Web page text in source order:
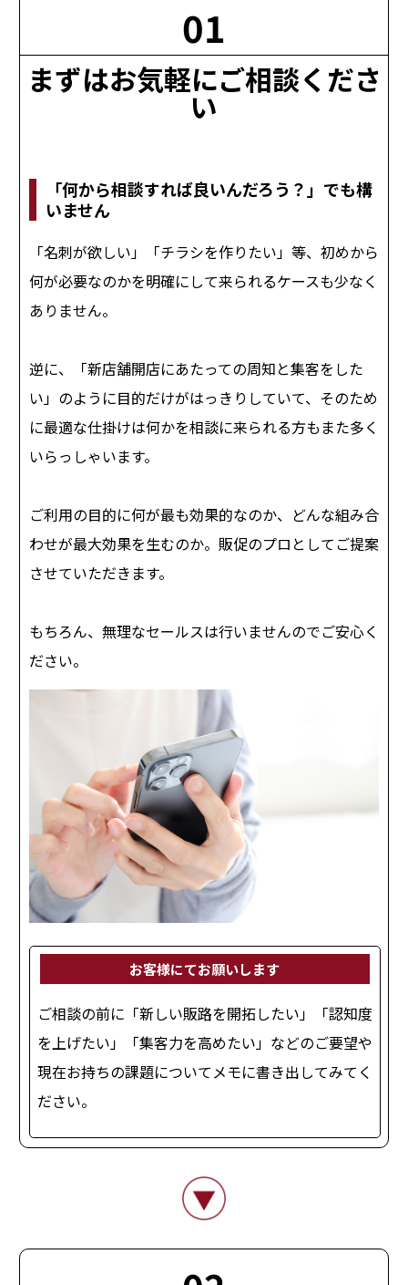
01
まずはお気軽にご相談くださ
い
「何から相談すれば良いんだろう？」でも構
いません
「名刺が欲しい」「チラシを作りたい」等、初めから
何が必要なのかを明確にして来られるケースも少なく
ありません。
逆に、「新店舗開店にあたっての周知と集客をした
い」のように目的だけがはっきりしていて、そのため
に最適な仕掛けは何かを相談に来られる方もまた多く
いらっしゃいます。
ご利用の目的に何が最も効果的なのか、どんな組み合
わせが最大効果を生むのか。販促のプロとしてご提案
させていただきます。
もちろん、無理なセールスは行いませんのでご安心く
ださい。
お客様にてお願いします
ご相談の前に「新しい販路を開拓したい」「認知度
を上げたい」「集客力を高めたい」などのご要望や
現在お持ちの課題についてメモに書き出してみてく
ださい。